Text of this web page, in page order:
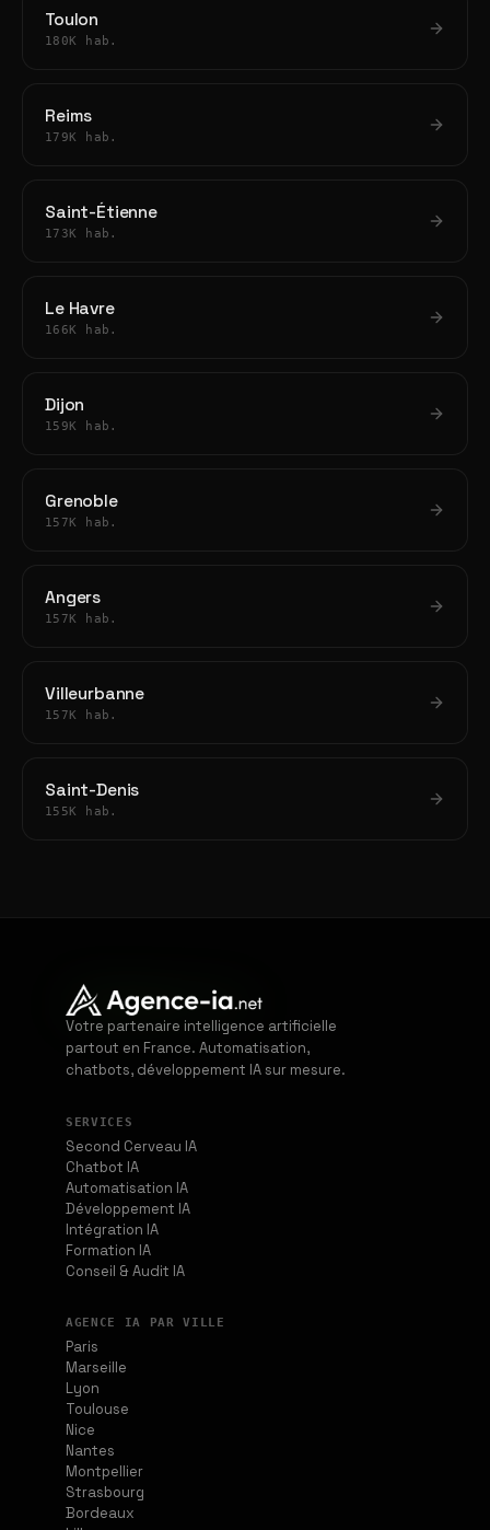
Toulon
180K hab.
Reims
179K hab.
Saint-Étienne
173K hab.
Le Havre
166K hab.
Dijon
159K hab.
Grenoble
157K hab.
Angers
157K hab.
Villeurbanne
157K hab.
Saint-Denis
155K hab.
Votre partenaire intelligence artificielle
partout en France. Automatisation,
chatbots, développement IA sur mesure.
SERVICES
Second Cerveau IA
Chatbot IA
Automatisation IA
Développement IA
Intégration IA
Formation IA
Conseil & Audit IA
AGENCE IA PAR VILLE
Paris
Marseille
Lyon
Toulouse
Nice
Nantes
Montpellier
Strasbourg
Bordeaux